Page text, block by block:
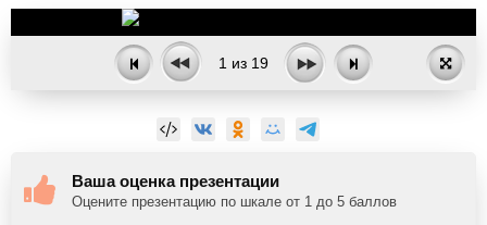
1 из 19
Ваша оценка презентации
Оцените презентацию по шкале от 1 до 5 баллов